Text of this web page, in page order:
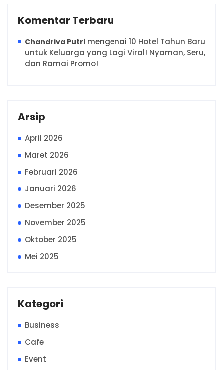
Komentar Terbaru
Chandriva Putri mengenai 10 Hotel Tahun Baru
untuk Keluarga yang Lagi Viral! Nyaman, Seru,
dan Ramai Promo!
Arsip
April 2026
Maret 2026
Februari 2026
Januari 2026
Desember 2025
November 2025
Oktober 2025
Mei 2025
Kategori
Business
Cafe
Event